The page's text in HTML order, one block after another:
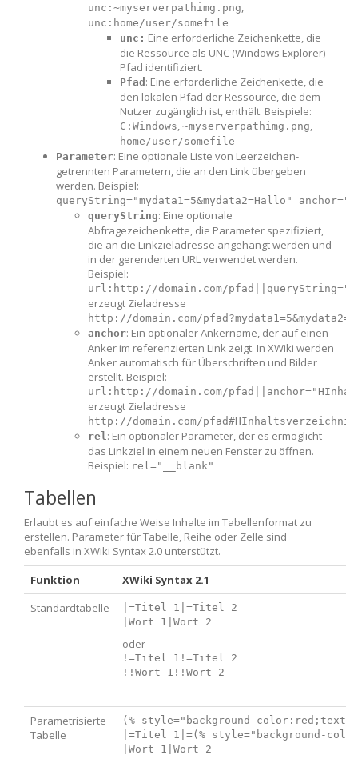
unc:~myserverpathimg.png
unc:home/user/somefile
unc: Eine erforderliche Zeichenkette, die
die Ressource als UNC (Windows Explorer)
Pfad identifiziert.
Pfad : Eine erforderliche Zeichenkette, die
den lokalen Pfad der Ressource, die dem
Nutzer zugänglich ist, enthält. Beispiele:
C:Windows ~myserverpathimg.png
home/user/somefile
Parameter: Eine optionale Liste von Leerzeichen-
getrennten Parametern, die an den Link übergeben
werden. Beispiel:
queryString="mydata1=5&mydata2=Hallo"
queryString: Eine optionale
Abfragezeichenkette, die Parameter spezifiziert,
die an die Linkzieladresse angehängt werden und
in der gerenderten URL verwendet werden.
Beispiel:
url:http://domain.com/
erzeugt Zieladresse
http://domain.com/
anchor: Ein optionaler Ankername, der auf einen
Anker im referenzierten Link zeigt. In XWiki werden
Anker automatisch für Überschriften und Bilder
erstellt. Beispiel:
url:http://domain.com/
erzeugt Zieladresse
http://domain.com/pfad#HInhaltsverzeichnis
rel : Ein optionaler Parameter, der es ermöglicht
das Linkziel in einem neuen Fenster zu öffnen.
Beispiel: rel="__blank"
Tabellen
Erlaubt es auf einfache Weise Inhalte im Tabellenformat zu
erstellen. Parameter für Tabelle, Reihe oder Zelle sind
ebenfalls in XWiki Syntax 2.0 unterstützt.
Funktion
XWiki Syntax 2.1
Standardtabelle
|=Titel 1|=Titel 2
oder
!=Titel 1!=Titel 2
Parametrisierte
Tabelle
(% style="background-
|=Titel 1|=(% style="background-